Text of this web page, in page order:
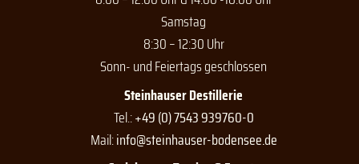
Samstag
8:30 – 12:30 Uhr
Sonn- und Feiertags geschlossen
Steinhauser Destillerie
Tel.:+49 (0) 7543 939760-0
Mail:info@steinhauser-bodensee.de